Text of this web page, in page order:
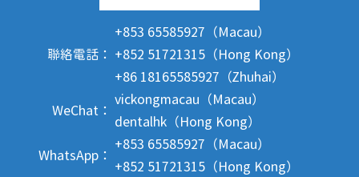
聯絡電話：
+853 65585927（Macau）
+852 51721315（Hong Kong）
+86 18165585927（Zhuhai）
WeChat：
vickongmacau（Macau）
dentalhk（Hong Kong）
WhatsApp：
+853 65585927（Macau）
+852 51721315（Hong Kong）